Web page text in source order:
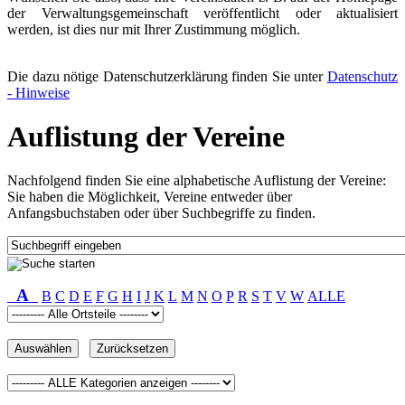
der Verwaltungsgemeinschaft veröffentlicht oder aktualisiert
werden, ist dies nur mit Ihrer Zustimmung möglich.
Die dazu nötige Datenschutzerklärung finden Sie unter Datenschutz
- Hinweise
Auflistung der Vereine
Nachfolgend finden Sie eine alphabetische Auflistung der Vereine:
Sie haben die Möglichkeit, Vereine entweder über
Anfangsbuchstaben oder über Suchbegriffe zu finden.
A B C D E F G H I J K L M N O P R S T V W ALLE